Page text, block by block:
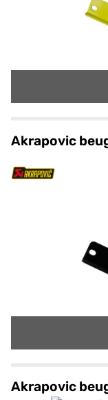
Akrapovic
Akrapovic